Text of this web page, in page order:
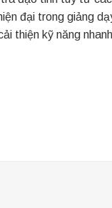
đại trong giảng
thiện kỹ năng